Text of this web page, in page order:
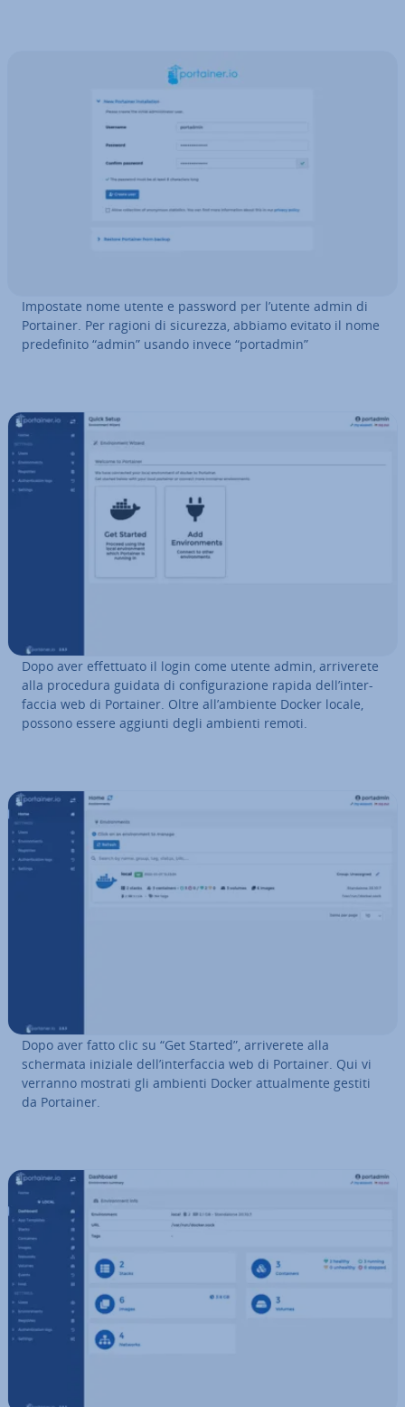
Impostate nome utente e password per l’utente admin di
Portainer. Per ragioni di sicurezza, abbiamo evitato il nome
pre­de­fi­ni­to “admin” usando invece “portadmin”
Dopo aver ef­fet­tua­to il login come utente admin, ar­ri­ve­re­te
alla procedura guidata di con­fi­gu­ra­zio­ne rapida dell’in­ter­
fac­cia web di Portainer. Oltre all’ambiente Docker locale,
possono essere aggiunti degli ambienti remoti.
Dopo aver fatto clic su “Get Started”, ar­ri­ve­re­te alla
schermata iniziale dell’in­ter­fac­cia web di Portainer. Qui vi
verranno mostrati gli ambienti Docker at­tual­men­te gestiti
da Portainer.